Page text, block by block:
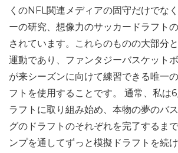
くのNFL関連メディアの固守だけでな
ーの研究、想像力のサッカードラフト
されています。これらのものの大部分
運動であり、ファンタジーバスケット
が来シーズンに向けて練習できる唯一
フトを使用することです。 通常、私は
ラフトに取り組み始め、本物の夢のバ
グのドラフトのそれぞれを完了するま
ンプを通してずっと模擬ドラフトを続